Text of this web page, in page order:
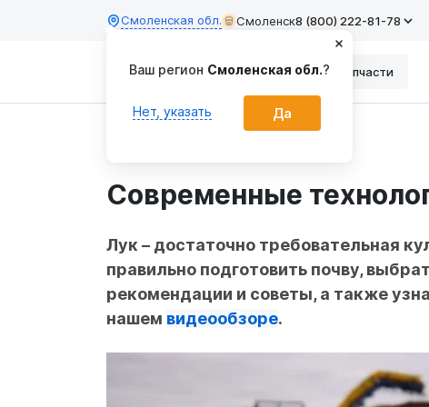
Смоленская обл. Смоленск8 (800) 222-81-78
Каталог Запчасти
ЛБР-АгроИнфо
Современные
Лук – достаточно требовательная
правильно подготовить почву,
рекомендации и советы, а также
нашем видеообзоре.